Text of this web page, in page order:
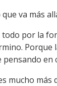
va más
por la
en
mucho